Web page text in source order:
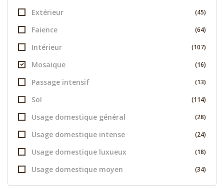
Extérieur (45)
Faience (64)
Intérieur (107)
Mosaique (16)
Passage intensif (13)
Sol (114)
Usage domestique général (28)
Usage domestique intense (24)
Usage domestique luxueux (18)
Usage domestique moyen (34)